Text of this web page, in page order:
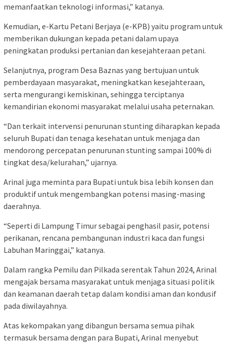
memanfaatkan teknologi informasi,” katanya.
Kemudian, e-Kartu Petani Berjaya (e-KPB) yaitu program untuk
memberikan dukungan kepada petani dalam upaya
peningkatan produksi pertanian dan kesejahteraan petani.
Selanjutnya, program Desa Baznas yang bertujuan untuk
pemberdayaan masyarakat, meningkatkan kesejahteraan,
serta mengurangi kemiskinan, sehingga terciptanya
kemandirian ekonomi masyarakat melalui usaha peternakan.
“Dan terkait intervensi penurunan stunting diharapkan kepada
seluruh Bupati dan tenaga kesehatan untuk menjaga dan
mendorong percepatan penurunan stunting sampai 100% di
tingkat desa/kelurahan,” ujarnya.
Arinal juga meminta para Bupati untuk bisa lebih konsen dan
produktif untuk mengembangkan potensi masing-masing
daerahnya.
“Seperti di Lampung Timur sebagai penghasil pasir, potensi
perikanan, rencana pembangunan industri kaca dan fungsi
Labuhan Maringgai,” katanya.
Dalam rangka Pemilu dan Pilkada serentak Tahun 2024, Arinal
mengajak bersama masyarakat untuk menjaga situasi politik
dan keamanan daerah tetap dalam kondisi aman dan kondusif
pada diwilayahnya.
Atas kekompakan yang dibangun bersama semua pihak
termasuk bersama dengan para Bupati, Arinal menyebut